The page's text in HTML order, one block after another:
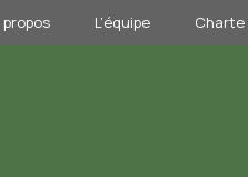
propos L’équipe